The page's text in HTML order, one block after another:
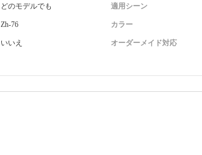
どのモデルでも 適用シーン
Zh-76 カラー
いいえ オーダーメイド対応